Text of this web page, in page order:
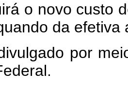
o novo custo
da efetiva
por